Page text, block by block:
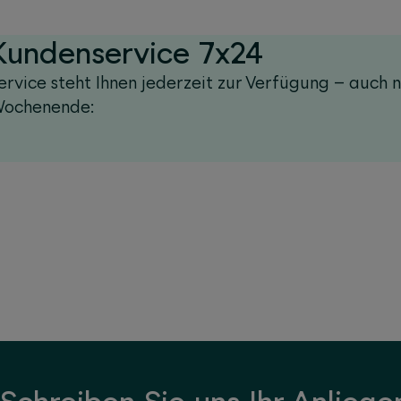
7x24
steht Ihnen jederzeit zur Verfügung – auch